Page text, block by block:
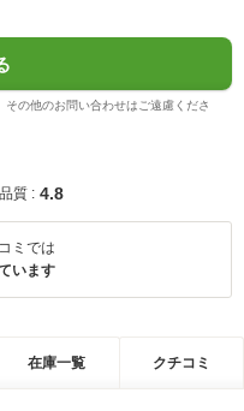
の他のお問い合わせはご遠慮くださ
品質 : 4.8
ミでは
います
在庫一覧 クチコミ